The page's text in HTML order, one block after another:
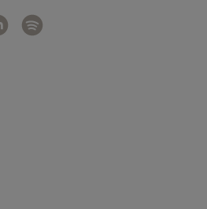
nuova scheda
in una nuova scheda
Linkedin
si apre in una nuova scheda